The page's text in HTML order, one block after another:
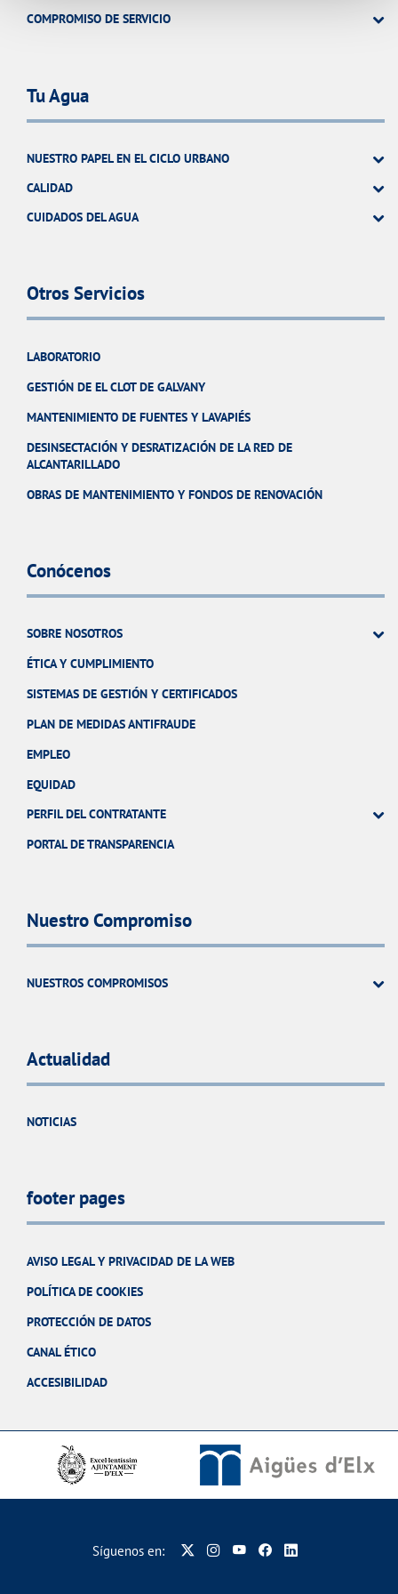
COMPROMISO DE SERVICIO
Tu Agua
NUESTRO PAPEL EN EL CICLO URBANO
CALIDAD
CUIDADOS DEL AGUA
Otros Servicios
LABORATORIO
GESTIÓN DE EL CLOT DE GALVANY
MANTENIMIENTO DE FUENTES Y LAVAPIÉS
DESINSECTACIÓN Y DESRATIZACIÓN DE LA RED DE
ALCANTARILLADO
OBRAS DE MANTENIMIENTO Y FONDOS DE RENOVACIÓN
Conócenos
SOBRE NOSOTROS
ÉTICA Y CUMPLIMIENTO
SISTEMAS DE GESTIÓN Y CERTIFICADOS
PLAN DE MEDIDAS ANTIFRAUDE
EMPLEO
EQUIDAD
PERFIL DEL CONTRATANTE
PORTAL DE TRANSPARENCIA
Nuestro Compromiso
NUESTROS COMPROMISOS
Actualidad
NOTICIAS
footer pages
AVISO LEGAL Y PRIVACIDAD DE LA WEB
POLÍTICA DE COOKIES
PROTECCIÓN DE DATOS
CANAL ÉTICO
ACCESIBILIDAD
Síguenos en: